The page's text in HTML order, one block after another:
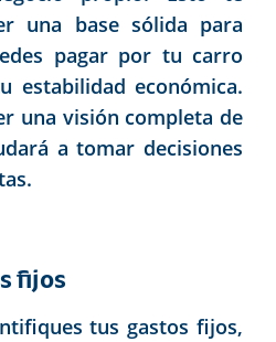
una base sólida para
pagar por tu carro
estabilidad económica.
una visión completa de
a tomar decisiones
fijos
tus gastos fijos,